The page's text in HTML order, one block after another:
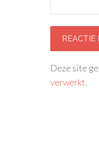
Deze site
verwerkt.